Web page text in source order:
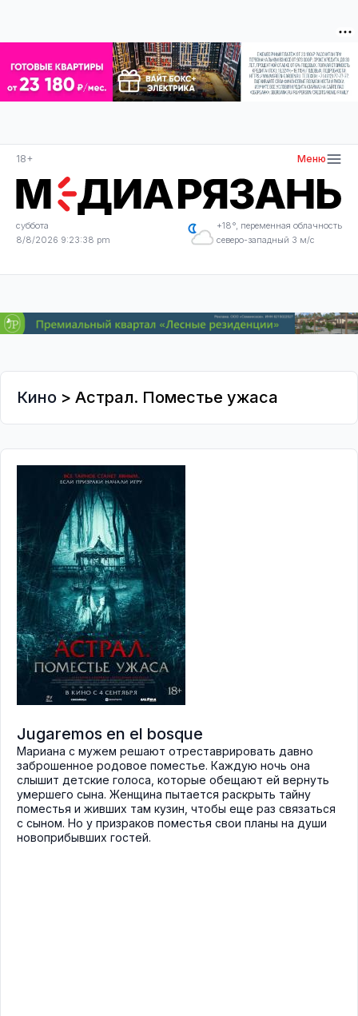
18+ Меню
суббота
8/8/2026 9:23:38 pm
+18°, переменная облачность
северо-западный 3 м/с
Кино > Астрал. Поместье ужаса
Jugaremos en el bosque
Мариана с мужем решают отреставрировать давно
заброшенное родовое поместье. Каждую ночь она
слышит детские голоса, которые обещают ей вернуть
умершего сына. Женщина пытается раскрыть тайну
поместья и живших там кузин, чтобы еще раз связаться
с сыном. Но у призраков поместья свои планы на души
новоприбывших гостей.